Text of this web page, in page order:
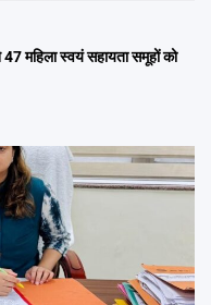
महिला स्वयं सहायता समूहों को